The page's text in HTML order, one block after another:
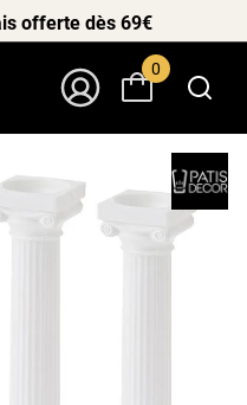
offerte dès 69€
0